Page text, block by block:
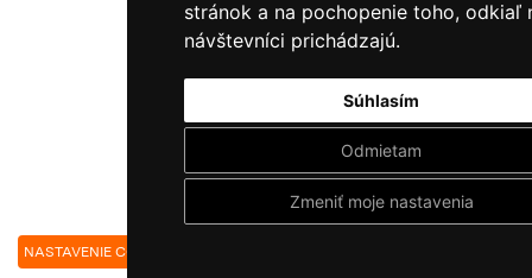
stránok a na pochopenie toho, odkiaľ
návštevníci prichádzajú.
Súhlasím
Odmietam
Zmeniť moje nastavenia
NASTAVENIE COOKIES